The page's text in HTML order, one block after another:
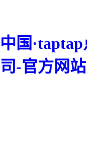
中国
司-官方网站